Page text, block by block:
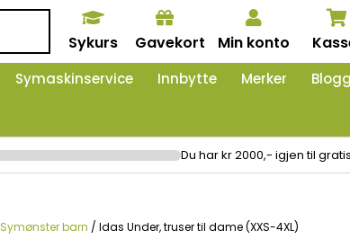
Sykurs Gavekort Min konto
Symaskinservice Innbytte Merker Blogg
Du har kr 2000,- igjen til
Symønster barn / Idas Under, truser til dame (XXS-4XL)